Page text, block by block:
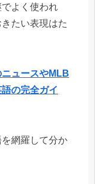
よく使われ
たい表現はた
ニュースやMLB
の完全ガイ
網羅して分か